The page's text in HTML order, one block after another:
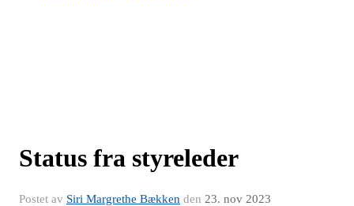
Status fra styreleder
Postet av Siri Margrethe Bækken den 23. nov 2023